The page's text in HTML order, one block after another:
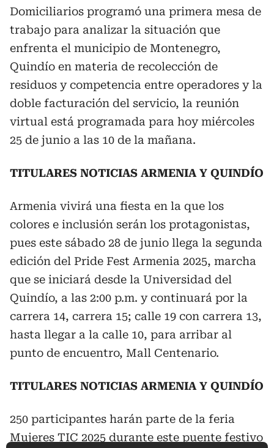
Domiciliarios programó una primera mesa de
trabajo para analizar la situación que
enfrenta el municipio de Montenegro,
Quindío en materia de recolección de
residuos y competencia entre operadores y la
doble facturación del servicio, la reunión
virtual está programada para hoy miércoles
25 de junio a las 10 de la mañana.
TITULARES NOTICIAS ARMENIA Y QUINDÍO
Armenia vivirá una fiesta en la que los
colores e inclusión serán los protagonistas,
pues este sábado 28 de junio llega la segunda
edición del Pride Fest Armenia 2025, marcha
que se iniciará desde la Universidad del
Quindío, a las 2:00 p.m. y continuará por la
carrera 14, carrera 15; calle 19 con carrera 13,
hasta llegar a la calle 10, para arribar al
punto de encuentro, Mall Centenario.
TITULARES NOTICIAS ARMENIA Y QUINDÍO
250 participantes harán parte de la feria
Mujeres TIC 2025 durante este puente festivo